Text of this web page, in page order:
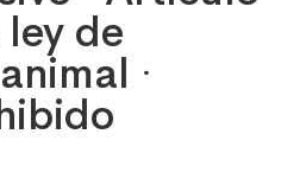
de
·